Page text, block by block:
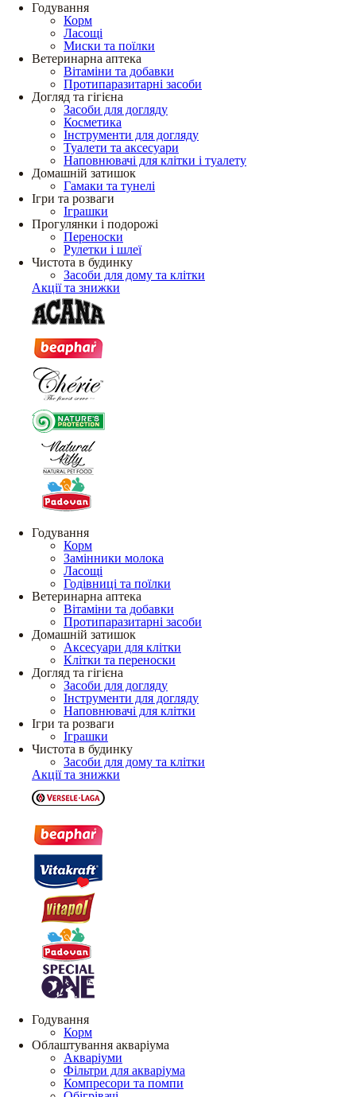
Годування
Корм
Ласощі
Миски та поїлки
Ветеринарна аптека
Вітаміни та добавки
Протипаразитарні засоби
Догляд та гігієна
Засоби для догляду
Косметика
Інструменти для догляду
Туалети та аксесуари
Наповнювачі для клітки і туалету
Домашній затишок
Гамаки та тунелі
Ігри та розваги
Іграшки
Прогулянки і подорожі
Переноски
Рулетки і шлеї
Чистота в будинку
Засоби для дому та клітки
Акції та знижки
Годування
Корм
Замінники молока
Ласощі
Годівниці та поїлки
Ветеринарна аптека
Вітаміни та добавки
Протипаразитарні засоби
Домашній затишок
Аксесуари для клітки
Клітки та переноски
Догляд та гігієна
Засоби для догляду
Інструменти для догляду
Наповнювачі для клітки
Ігри та розваги
Іграшки
Чистота в будинку
Засоби для дому та клітки
Акції та знижки
Годування
Корм
Облаштування акваріума
Акваріуми
Фільтри для акваріума
Компресори та помпи